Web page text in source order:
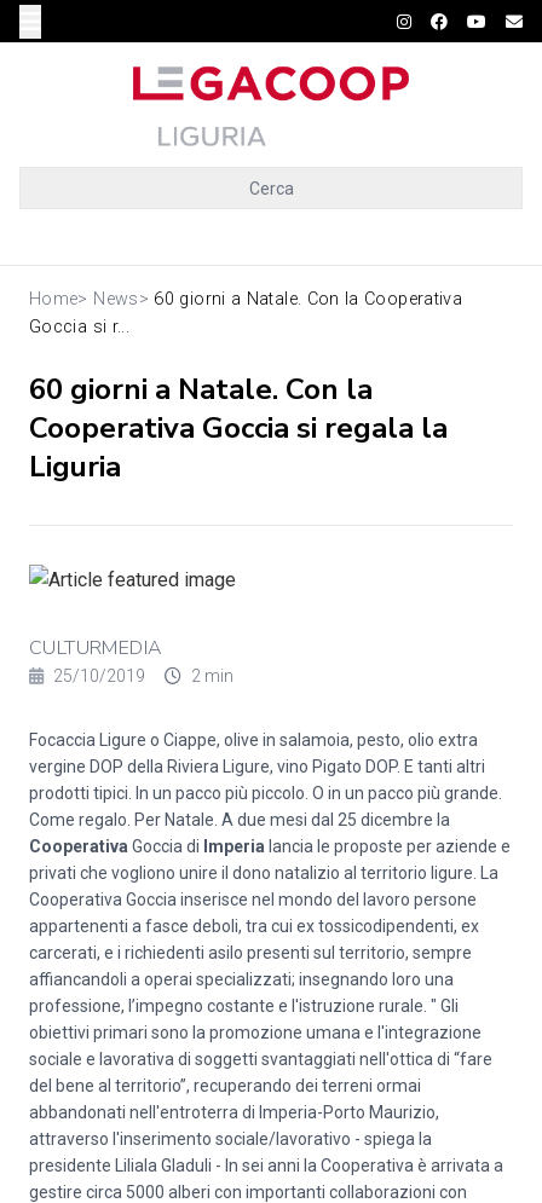
Cerca
Home> News> 60 giorni a Natale. Con la Cooperativa
Goccia si r...
60 giorni a Natale. Con la
Cooperativa Goccia si regala la
Liguria
CULTURMEDIA
25/10/2019 2 min
Focaccia Ligure o Ciappe, olive in salamoia, pesto, olio extra
vergine DOP della Riviera Ligure, vino Pigato DOP. E tanti altri
prodotti tipici. In un pacco più piccolo. O in un pacco più grande.
Come regalo. Per Natale. A due mesi dal 25 dicembre la
Cooperativa Goccia di Imperia lancia le proposte per aziende e
privati che vogliono unire il dono natalizio al territorio ligure. La
Cooperativa Goccia inserisce nel mondo del lavoro persone
appartenenti a fasce deboli, tra cui ex tossicodipendenti, ex
carcerati, e i richiedenti asilo presenti sul territorio, sempre
affiancandoli a operai specializzati; insegnando loro una
professione, l’impegno costante e l'istruzione rurale. " Gli
obiettivi primari sono la promozione umana e l'integrazione
sociale e lavorativa di soggetti svantaggiati nell'ottica di “fare
del bene al territorio”, recuperando dei terreni ormai
abbandonati nell'entroterra di Imperia-Porto Maurizio,
attraverso l'inserimento sociale/lavorativo - spiega la
presidente Liliala Gladuli - In sei anni la Cooperativa è arrivata a
gestire circa 5000 alberi con importanti collaborazioni con